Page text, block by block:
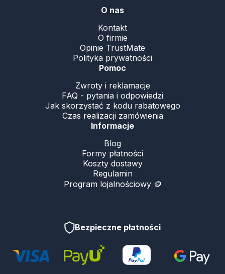
O nas
Kontakt
O firmie
Opinie TrustMate
Polityka prywatności
Pomoc
Zwroty i reklamacje
FAQ - pytania i odpowiedzi
Jak skorzystać z kodu rabatowego
Czas realizacji zamówienia
Informacje
Blog
Formy płatności
Koszty dostawy
Regulamin
Program lojalnościowy 🪙
Bezpieczne płatności